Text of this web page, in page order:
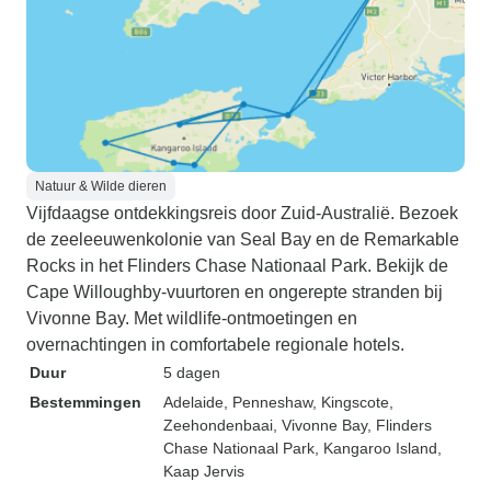
Natuur & Wilde dieren
Vijfdaagse ontdekkingsreis door Zuid-Australië. Bezoek
de zeeleeuwenkolonie van Seal Bay en de Remarkable
Rocks in het Flinders Chase Nationaal Park. Bekijk de
Cape Willoughby-vuurtoren en ongerepte stranden bij
Vivonne Bay. Met wildlife-ontmoetingen en
overnachtingen in comfortabele regionale hotels.
Duur
5 dagen
Bestemmingen
Adelaide , Penneshaw, Kingscote
Zeehondenbaai , Vivonne Bay, Flinders
Chase Nationaal Park , Kangaroo Island
Kaap Jervis